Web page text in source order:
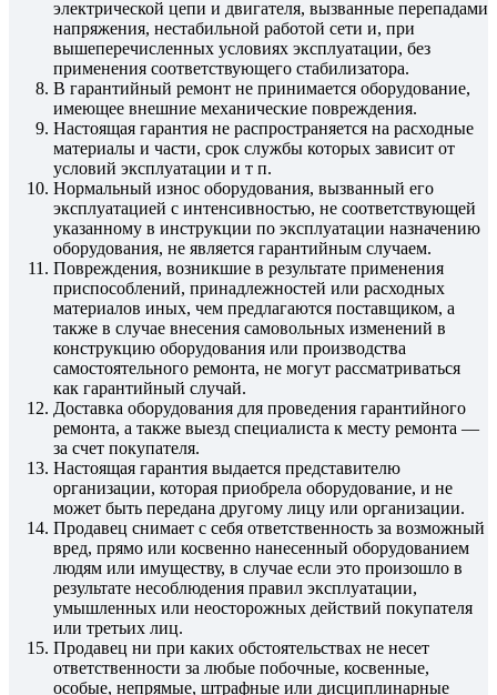
электрической цепи и двигателя, вызванные перепадами
напряжения, нестабильной работой сети и, при
вышеперечисленных условиях эксплуатации, без
применения соответствующего стабилизатора.
В гарантийный ремонт не принимается оборудование,
имеющее внешние механические повреждения.
Настоящая гарантия не распространяется на расходные
материалы и части, срок службы которых зависит от
условий эксплуатации и т п.
Нормальный износ оборудования, вызванный его
эксплуатацией с интенсивностью, не соответствующей
указанному в инструкции по эксплуатации назначению
оборудования, не является гарантийным случаем.
Повреждения, возникшие в результате применения
приспособлений, принадлежностей или расходных
материалов иных, чем предлагаются поставщиком, а
также в случае внесения самовольных изменений в
конструкцию оборудования или производства
самостоятельного ремонта, не могут рассматриваться
как гарантийный случай.
Доставка оборудования для проведения гарантийного
ремонта, а также выезд специалиста к месту ремонта —
за счет покупателя.
Настоящая гарантия выдается представителю
организации, которая приобрела оборудование, и не
может быть передана другому лицу или организации.
Продавец снимает с себя ответственность за возможный
вред, прямо или косвенно нанесенный оборудованием
людям или имуществу, в случае если это произошло в
результате несоблюдения правил эксплуатации,
умышленных или неосторожных действий покупателя
или третьих лиц.
Продавец ни при каких обстоятельствах не несет
ответственности за любые побочные, косвенные,
особые, непрямые, штрафные или дисциплинарные